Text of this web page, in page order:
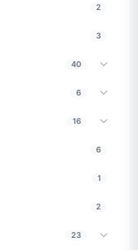
2
3
40
6
16
6
1
2
23